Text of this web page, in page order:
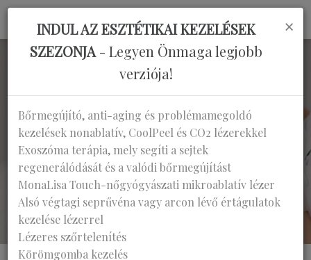
MINŐSÉG ÉS HATÉKONYSÁG
AKTUALITÁSAINK
ÜDVÖZÖLJÜK KLINIKÁNKON!
BEJELENTKEZÉS
SZAKÉRTELEM ÉS
MEGBÍZHATÓSÁG
MUNKATÁRSAINK
MINŐSÉG ÉS HATÉKONYSÁG
AKTUALITÁSAINK
ÜDVÖZÖLJÜK KLINIKÁNKON!
BEJELENTKEZÉS
INDUL AZ ESZTÉTIKAI KEZELÉSEK
SZEZONJA - Legyen Önmaga legjobb
verziója!
×
Bőrmegújító, anti-aging és problémamegoldó
kezelések nonablatív, CoolPeel és CO2 lézerekkel
Exoszóma terápia, mely segíti a sejtek
regenerálódását és a valódi bőrmegújítást
MonaLisa Touch-nőgyógyászati mikroablatív lézer
Alsó végtagi seprűvéna vagy arcon lévő értágulatok
kezelése lézerrel
Lézeres szőrtelenítés
Körömgomba kezelés